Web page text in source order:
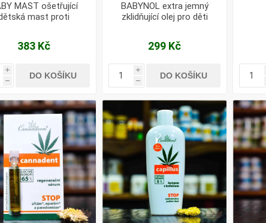
MAST ošetřující
mast proti
383 Kč
i
h
DO KOŠÍKU
BABYNOL extra jemný
zklidňující olej pro děti
299 Kč
i
h
DO KOŠÍKU